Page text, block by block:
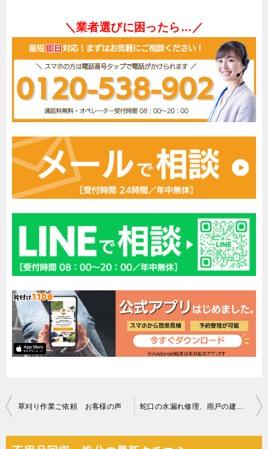
＼業者選びに困ったら…／
投
ナ
草刈り作業ご依頼 お客様の声 蛇口の水漏れ修理、雨戸の建て付けの調整ご依頼 お客様の声